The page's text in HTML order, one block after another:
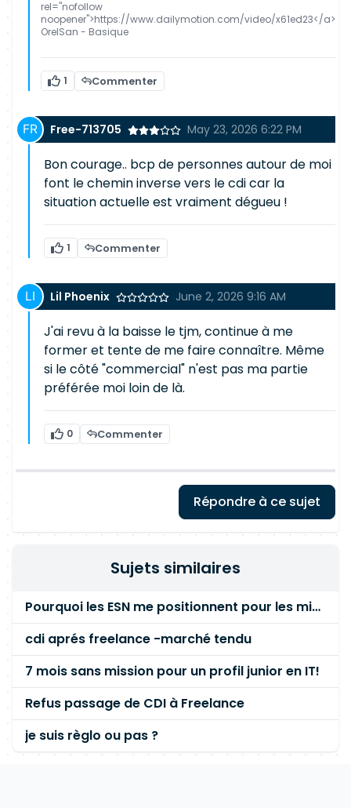
rel="nofollow
noopener">https://www.dailymotion.com/video/x61ed23</a>
OrelSan - Basique
1 Commenter
Free-713705 May 23, 2026 6:22 PM
Bon courage.. bcp de personnes autour de moi
font le chemin inverse vers le cdi car la
situation actuelle est vraiment dégueu !
1 Commenter
Lil Phoenix June 2, 2026 9:16 AM
J'ai revu à la baisse le tjm, continue à me
former et tente de me faire connaître. Même
si le côté "commercial" n'est pas ma partie
préférée moi loin de là.
0 Commenter
Répondre à ce sujet
Sujets similaires
Pourquoi les ESN me positionnent pour les missions chez mon ancien client ?
cdi aprés freelance -marché tendu
7 mois sans mission pour un profil junior en IT!
Refus passage de CDI à Freelance
je suis règlo ou pas ?